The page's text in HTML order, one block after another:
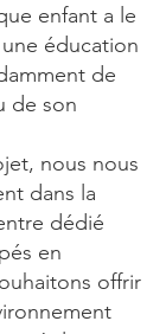
enfant a le
éducation
de
de son
nous nous
dans la
dédié
en
offrir